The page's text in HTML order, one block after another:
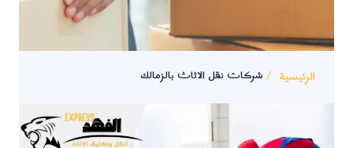
الرئيسية شركات نقل الاثاث بالزمالك